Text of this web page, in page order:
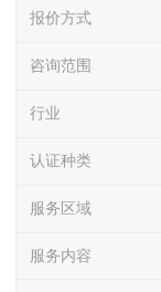
报价方式
咨询范围
行业
认证种类
服务区域
服务内容